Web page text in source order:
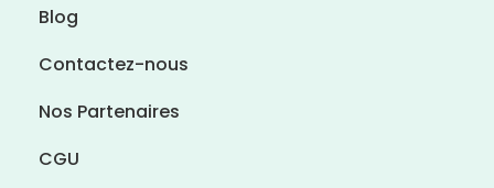
Blog
Contactez-nous
Nos Partenaires
CGU